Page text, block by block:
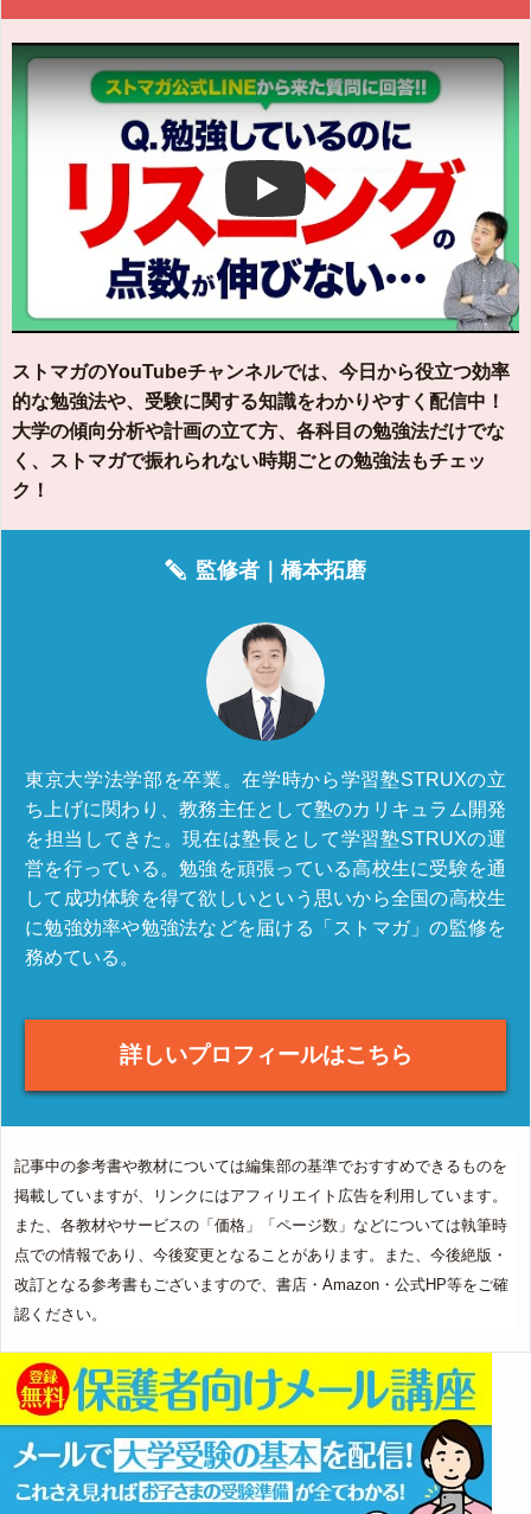
Play
ストマガのYouTubeチャンネルでは、今日から役立つ効率
的な勉強法や、受験に関する知識をわかりやすく配信中！
大学の傾向分析や計画の立て方、各科目の勉強法だけでな
く、ストマガで振れられない時期ごとの勉強法もチェッ
ク！
監修者｜橋本拓磨
東京大学法学部を卒業。在学時から学習塾STRUXの立
ち上げに関わり、教務主任として塾のカリキュラム開発
を担当してきた。現在は塾長として学習塾STRUXの運
営を行っている。勉強を頑張っている高校生に受験を通
して成功体験を得て欲しいという思いから全国の高校生
に勉強効率や勉強法などを届ける「ストマガ」の監修を
務めている。
詳しいプロフィールはこちら
記事中の参考書や教材については編集部の基準でおすすめできるものを
掲載していますが、リンクにはアフィリエイト広告を利用しています。
また、各教材やサービスの「価格」「ページ数」などについては執筆時
点での情報であり、今後変更となることがあります。また、今後絶版・
改訂となる参考書もございますので、書店・Amazon・公式HP等をご確
認ください。